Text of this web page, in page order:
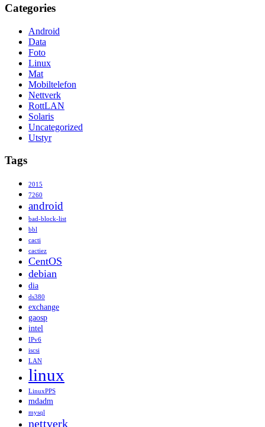
Categories
Android
Data
Foto
Linux
Mat
Mobiltelefon
Nettverk
RottLAN
Solaris
Uncategorized
Utstyr
Tags
2015
7260
android
bad-block-list
bbl
cacti
cactiez
CentOS
debian
dia
ds380
exchange
gaosp
intel
IPv6
iscsi
LAN
linux
LinuxPPS
mdadm
mysql
nettverk